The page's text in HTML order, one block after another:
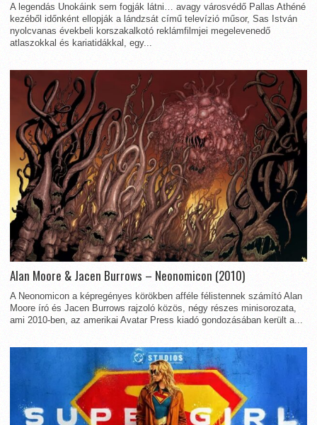
A legendás Unokáink sem fogják látni… avagy városvédő Pallas Athéné
kezéből időnként ellopják a lándzsát című televízió műsor, Sas István
nyolcvanas évekbeli korszakalkotó reklámfilmjei megelevenedő
atlaszokkal és kariatidákkal, egy...
Alan Moore & Jacen Burrows – Neonomicon (2010)
A Neonomicon a képregényes körökben afféle félistennek számító Alan
Moore író és Jacen Burrows rajzoló közös, négy részes minisorozata,
ami 2010-ben, az amerikai Avatar Press kiadó gondozásában került a...